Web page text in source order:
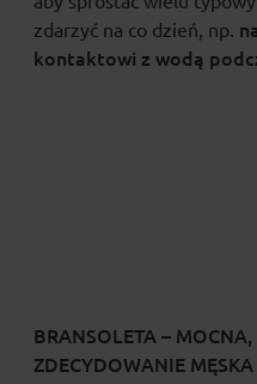
zdarzyć na co dzień, np.
kontaktowi z wodą
BRANSOLETA –
ZDECYDOWANIE MĘSKA